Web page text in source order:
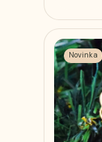
Novinka